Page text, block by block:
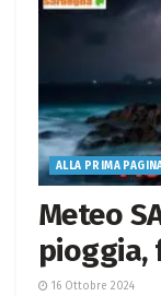
ALLA PRIMA
Meteo
pioggia,
16 Ottobre 2024